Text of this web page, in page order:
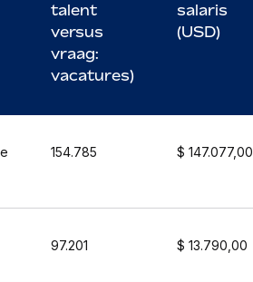
talent
versus
vraag:
vacatures)
salaris
(USD)
154.785 $ 147.077,00
97.201 $ 13.790,00